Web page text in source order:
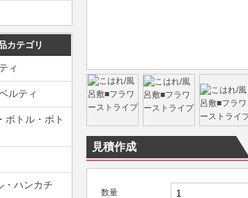
カテゴリ
ィ
ルティ
ボトル・ボト
・ハンカチ
見積作成
数量